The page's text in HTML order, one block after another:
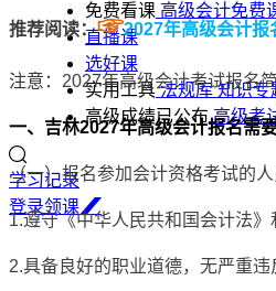
免费看课 高级会计免费
直播课
选好课
实用工具法规库知识
高级成绩已公布高级考
学习记录
登录领课
推荐阅读：☞2027年高级会计报
注意： 2027年高级会计考试报名
一、‌吉林2027年高级会计报名需
（一）报名参加会计资格考试的
1.遵守《中华人民共和国会计法》
2.具备良好的职业道德，无严重违